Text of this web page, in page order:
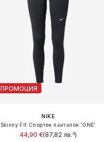
ПРОМОЦИЯ
NIKE
Skinny Fit Спортен панталон 'ONE'
44,90 €(87,82 лв.³)